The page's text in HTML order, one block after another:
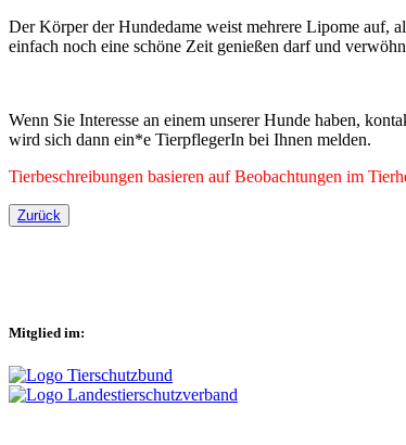
Der Körper der Hundedame weist mehrere Lipome auf,
einfach noch eine schöne Zeit genießen darf und
Wenn Sie Interesse an einem unserer Hunde haben,
wird sich dann ein*e TierpflegerIn bei Ihnen melden.
Tierbeschreibungen basieren auf Beobachtungen im
Zurück
Mitglied im: